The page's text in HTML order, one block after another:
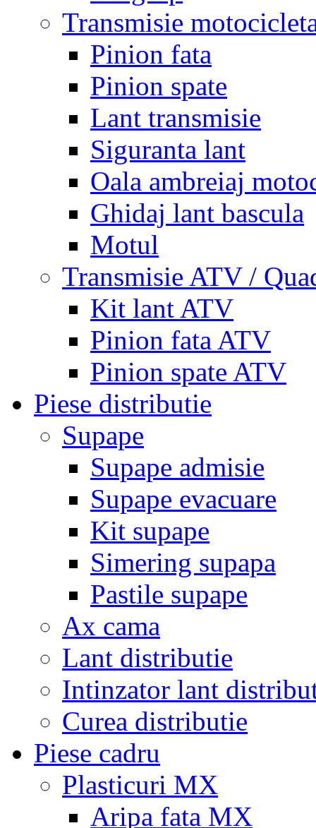
Transmisie
Pinion fata
Pinion spate
Lant transmisie
Siguranta lant
Oala ambreiaj
Ghidaj lant bascula
Motul
Transmisie ATV /
Kit lant ATV
Pinion fata ATV
Pinion spate ATV
Piese distributie
Supape
Supape admisie
Supape evacuare
Kit supape
Simering supapa
Pastile supape
Ax cama
Lant distributie
Intinzator lant
Curea distributie
Piese cadru
Plasticuri MX
Aripa fata MX